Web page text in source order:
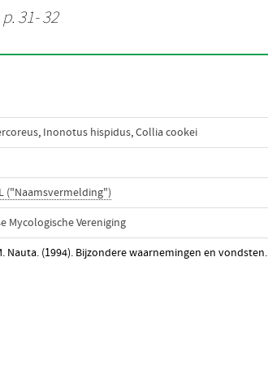
31- 32
, Inonotus hispidus,Collia cookei
("Naamsvermelding")
Mycologische Vereniging
Nauta. (1994). Bijzondere waarnemingen en vondsten.